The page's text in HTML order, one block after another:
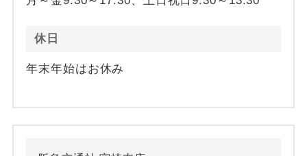
休日
年末年始はお休み